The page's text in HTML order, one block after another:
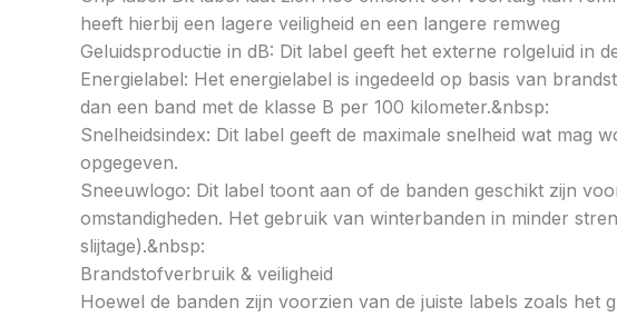
heeft hierbij een lagere veiligheid en een langere remweg
Geluidsproductie in dB: Dit label geeft het externe rolgeluid in
Energielabel: Het energielabel is ingedeeld op basis van
dan een band met de klasse B per 100 kilometer.&nbsp:
Snelheidsindex: Dit label geeft de maximale snelheid wat mag
opgegeven.
Sneeuwlogo: Dit label toont aan of de banden geschikt zijn
omstandigheden. Het gebruik van winterbanden in minder
slijtage).&nbsp:
Brandstofverbruik & veiligheid
Hoewel de banden zijn voorzien van de juiste labels zoals